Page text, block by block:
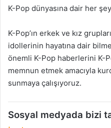
K-Pop dünyasına dair her
K-Pop’ın erkek ve kız
idollerinin hayatına dair
önemli K-Pop haberlerini K-
memnun etmek amacıyla
sunmaya çalışıyoruz.
Sosyal medyada bizi